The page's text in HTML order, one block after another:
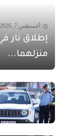
أغسطس 7, 2026
إطلاق نار
منزلهما...